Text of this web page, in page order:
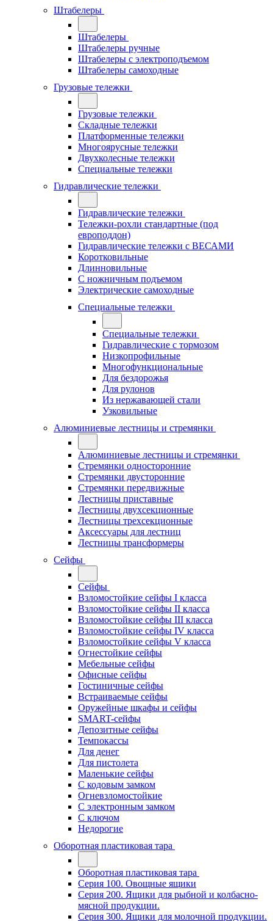
Штабелеры
Штабелеры
Штабелеры ручные
Штабелеры с электроподъемом
Штабелеры самоходные
Грузовые тележки
Грузовые тележки
Складные тележки
Платформенные тележки
Многоярусные тележки
Двухколесные тележки
Специальные тележки
Гидравлические тележки
Гидравлические тележки
Тележки-рохли стандартные (под
европоддон)
Гидравлические тележки с ВЕСАМИ
Коротковильные
Длинновильные
С ножничным подъемом
Электрические самоходные
Специальные тележки
Специальные тележки
Гидравлические с тормозом
Низкопрофильные
Многофункциональные
Для бездорожья
Для рулонов
Из нержавающей стали
Узковильные
Алюминиевые лестницы и стремянки
Алюминиевые лестницы и стремянки
Стремянки односторонние
Стремянки двусторонние
Стремянки передвижные
Лестницы приставные
Лестницы двухсекционные
Лестницы трехсекционные
Аксессуары для лестниц
Лестницы трансформеры
Сейфы
Сейфы
Взломостойкие сейфы I класса
Взломостойкие сейфы II класса
Взломостойкие сейфы III класса
Взломостойкие сейфы IV класса
Взломостойкие сейфы V класса
Огнестойкие сейфы
Мебельные сейфы
Офисные сейфы
Гостиничные сейфы
Встраиваемые сейфы
Оружейные шкафы и сейфы
SMART-сейфы
Депозитные сейфы
Темпокассы
Для денег
Для пистолета
Маленькие сейфы
С кодовым замком
Огневзломостойкие
С электронным замком
С ключом
Недорогие
Оборотная пластиковая тара
Оборотная пластиковая тара
Серия 100. Овощные ящики
Серия 200. Ящики для рыбной и колбасно-
мясной продукции.
Серия 300. Ящики для молочной продукции.